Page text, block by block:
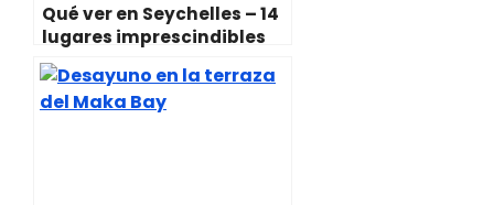
Qué ver en Seychelles – 14
lugares imprescindibles